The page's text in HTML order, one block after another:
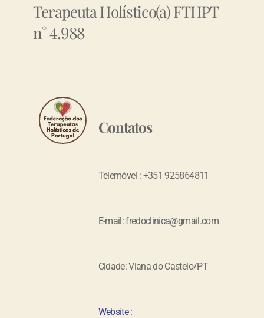
Terapeuta Holístico(a) FTHPT
n° 4.988
Contatos
Telemóvel : +351 925864811
E-mail: fredoclinica@gmail.com
Cidade: Viana do Castelo/PT
Website :